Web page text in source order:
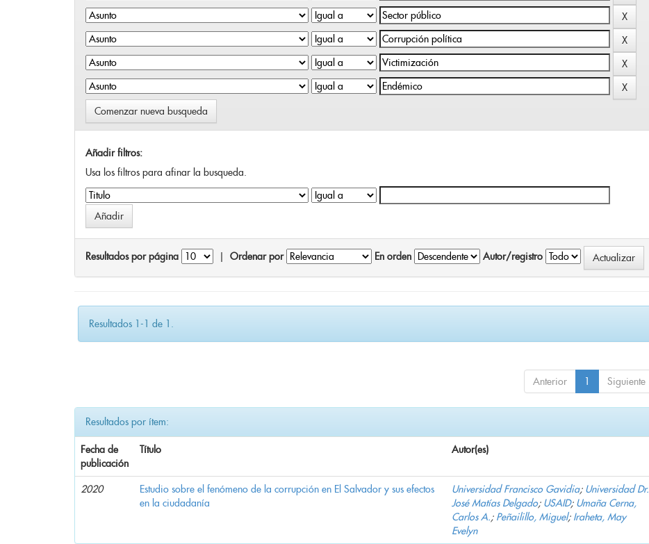
Comenzar nueva busqueda
Añadir filtros:
Usa los filtros para afinar la busqueda.
Resultados por página Ordenar por En orden Autor/registro
Resultados 1-1 de 1.
Anterior 1 Siguiente
Resultados por ítem:
Fecha de
publicación
Título Autor(es)
2020
Estudio sobre el fenómeno de la corrupción en El Salvador y sus efectos
en la ciudadanía
Universidad Francisco Gavidia; Universidad Dr.
José Matías Delgado; USAID; Umaña Cerna,
Carlos A.; Peñailillo, Miguel; Iraheta, May
Evelyn